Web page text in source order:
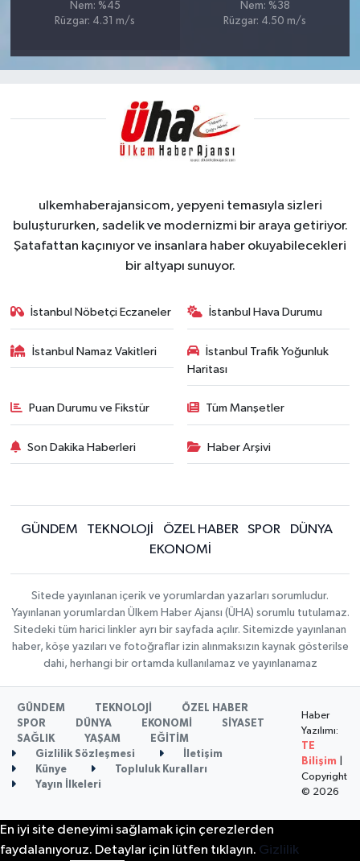
Nem: %45
Rüzgar: 4.31 m/s
Nem: %38
Rüzgar: 4.50 m/s
ulkemhaberajansicom, yepyeni temasıyla sizleri
buluştururken, sadelik ve modernizmi bir araya getiriyor.
Şatafattan kaçınıyor ve insanlara haber okuyabilecekleri
bir altyapı sunuyor.
İstanbul Nöbetçi Eczaneler İstanbul Hava Durumu
İstanbul Namaz Vakitleri
İstanbul Trafik Yoğunluk
Haritası
Puan Durumu ve Fikstür Tüm Manşetler
Son Dakika Haberleri Haber Arşivi
GÜNDEM TEKNOLOJİ ÖZEL HABER SPOR
DÜNYA
EKONOMİ
Sitede yayınlanan içerik ve yorumlardan yazarları sorumludur.
Yayınlanan yorumlardan Ülkem Haber Ajansı (ÜHA) sorumlu tutulamaz.
Sitedeki tüm harici linkler ayrı bir sayfada açılır. Sitemizde yayınlanan
haber, köşe yazıları ve fotoğraflar izin alınmaksızın kaynak gösterilse
dahi, herhangi bir ortamda kullanılamaz ve yayınlanamaz
GÜNDEM TEKNOLOJİ
ÖZEL HABER
SPOR
DÜNYA EKONOMİ
SİYASET
SAĞLIK
YAŞAM
EĞİTİM
Gizlilik Sözleşmesi
İletişim
Künye
Topluluk Kuralları
Yayın İlkeleri
Haber
Yazılımı:
TE
Bilişim
Copyright
© 2026
En iyi site deneyimi sağlamak için çerezlerden
faydalanıyoruz. Detaylar için lütfen tıklayın. Gizlilik